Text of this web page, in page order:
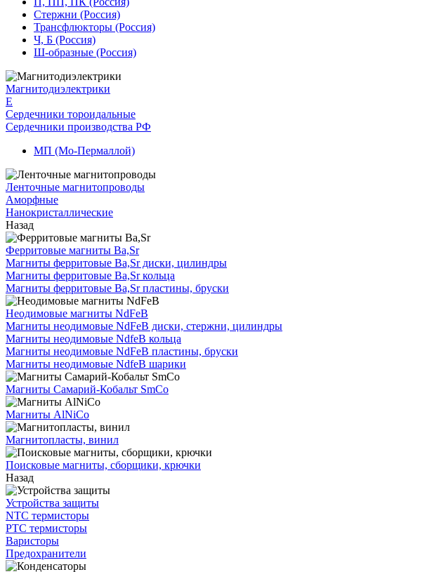
Стержни (Россия)
Трансфлюкторы (Россия)
Ч, Б (Россия)
Ш-образные (Россия)
Магнитодиэлектрики
E
Сердечники тороидальные
Сердечники производства РФ
МП (Мо-Пермаллой)
Ленточные магнитопроводы
Аморфные
Нанокристаллические
Назад
Ферритовые магниты Ba,Sr
Магниты ферритовые Ba,Sr диски, цилиндры
Магниты ферритовые Ba,Sr кольца
Магниты ферритовые Ba,Sr пластины, бруски
Неодимовые магниты NdFeB
Магниты неодимовые NdFeB диски, стержни, цилиндры
Магниты неодимовые NdfeB кольца
Магниты неодимовые NdFeB пластины, бруски
Магниты неодимовые NdfeB шарики
Магниты Самарий-Кобальт SmCo
Магниты AlNiCo
Магнитопласты, винил
Поисковые магниты, сборщики, крючки
Назад
Устройства защиты
NTC термисторы
PTC термисторы
Варисторы
Предохранители